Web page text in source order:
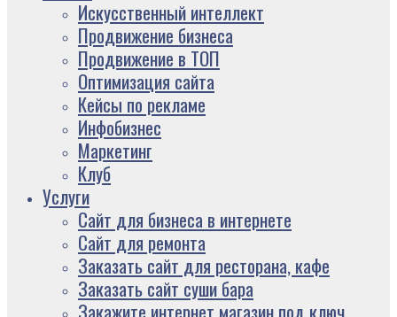
Искусственный интеллект
Продвижение бизнеса
Продвижение в ТОП
Оптимизация сайта
Кейсы по рекламе
Инфобизнес
Маркетинг
Клуб
Услуги
Сайт для бизнеса в интернете
Сайт для ремонта
Заказать сайт для ресторана, кафе
Заказать сайт суши бара
Закажите интернет магазин под ключ